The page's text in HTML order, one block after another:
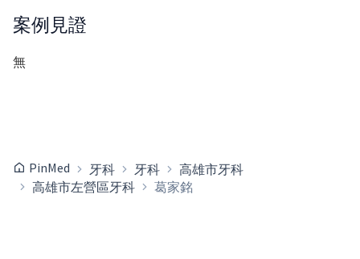
案例見證
無
PinMed 牙科 牙科
高雄市牙科
高雄市左營區牙科
葛家銘